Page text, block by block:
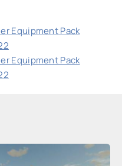
Equipment Pack
Equipment Pack